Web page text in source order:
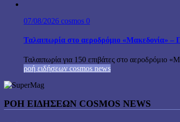
07/08/2026 cosmos 0
Ταλαιπωρία στο αεροδρόμιο «Μακεδονία» –
Ταλαιπωρία για 150 επιβάτες στο αεροδρόμιο
ροή ειδήσεων cosmos news
ΡΟΉ ΕΙΔΉΣΕΩΝ COSMOS NEWS